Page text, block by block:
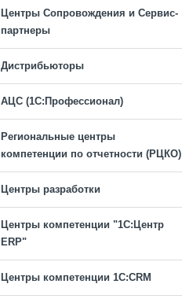
Центры Сопровождения и Сервис-
партнеры
Дистрибьюторы
АЦС (1С:Профессионал)
Региональные центры
компетенции по отчетности (РЦКО)
Центры разработки
Центры компетенции "1С:Центр
ERP"
Центры компетенции 1C:CRM